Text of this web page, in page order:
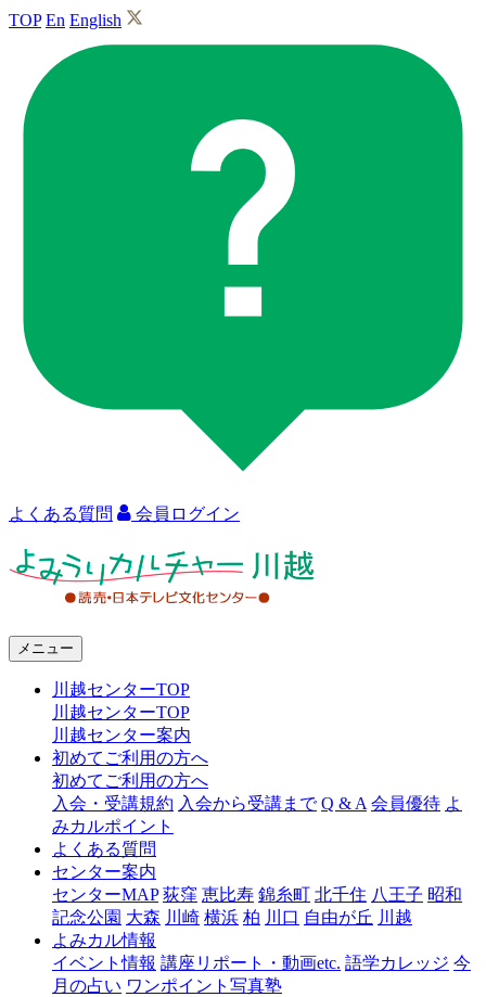
TOP En English
よくある質問 会員ログイン
ャ
越
メニュー
川越センターTOP
川越センターTOP
川越センター案内
初めてご利用の方へ
初めてご利用の方へ
入会・受講規約 入会から受講まで Q & A 会員優待 よ
みカルポイント
よくある質問
センター案内
センターMAP 荻窪 恵比寿 錦糸町 北千住 八王子 昭和
記念公園 大森 川崎 横浜 柏 川口 自由が丘 川越
よみカル情報
イベント情報 講座リポート・動画etc. 語学カレッジ 今
月の占い ワンポイント写真塾